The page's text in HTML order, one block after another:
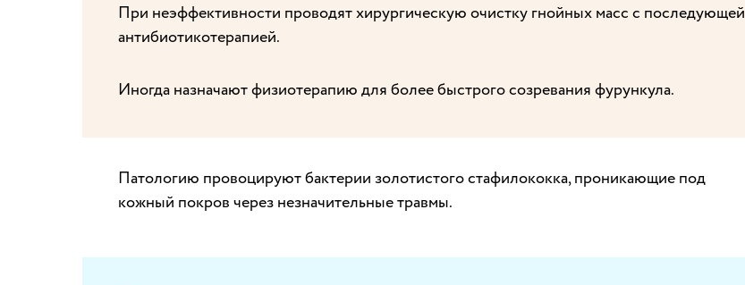
При неэффективности проводят хирургическую очистку гнойных масс с последующей
антибиотикотерапией.
Иногда назначают физиотерапию для более быстрого созревания фурункула.
Патологию провоцируют бактерии золотистого стафилококка, проникающие под
кожный покров через незначительные травмы.